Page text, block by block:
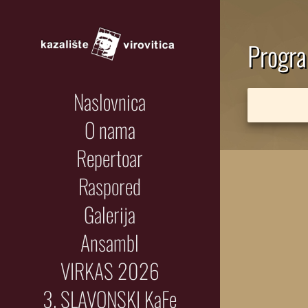
Naslovnica
O nama
Repertoar
Raspored
Galerija
Ansambl
VIRKAS 2026
3. SLAVONSKI KaFe